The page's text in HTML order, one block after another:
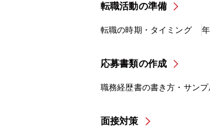
転職活動の準備
転職の時期・タイミング
応募書類の作成
職務経歴書の書き方・サンプ
面接対策